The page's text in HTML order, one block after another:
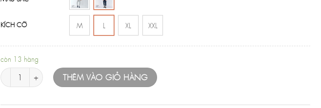
KÍCH CỠ M L XL XXL
còn 13 hàng
Bộ thun dài tay nam số lượngTHÊM VÀO GIỎ HÀNG